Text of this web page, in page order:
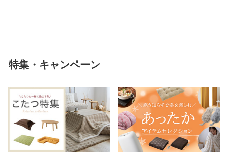
特集・キャンペーン